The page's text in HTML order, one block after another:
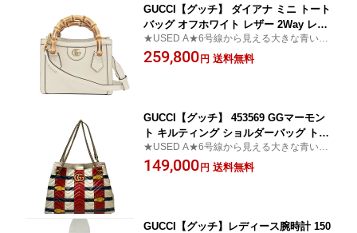
GUCCI【グッチ】 ダイアナ ミニ トート
バッグ オフホワイト レザー 2Way レデ
ィース 【中古】【松戸店】
★USED A★6号線から見える大きな青い看
板が目印です♪かんてい局 松戸店
259,800 円 送料無料
GUCCI【グッチ】 453569 GGマーモン
ト キルティング ショルダーバッグ トー
トバッグ マルチカラー レディース 【中
古】【松戸店】
★USED A★6号線から見える大きな青い看
板が目印です♪かんてい局 松戸店
149,000 円 送料無料
GUCCI【グッチ】レディース腕時計 150